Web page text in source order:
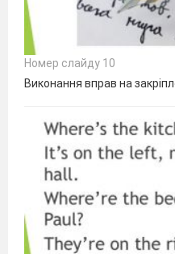
Номер слайду 10
Виконання вправ на